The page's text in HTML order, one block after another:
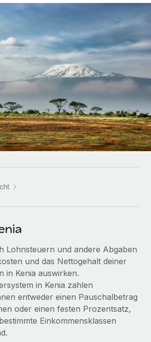
und Verwalten von
komplexen HR-Aufgaben
der HR in bestehende Abläufe
Kernfunktionen für dein Team
für globale HR & Compliance
Screening
Payroll-Lösungen für wachsende
HR-Lösungen, um Teams zu
Konzerne und Großunternehmen
von Global-HR-Funktionen in deine
Möglichkeiten einer Partnerschaft
Demnächst verfügbar
und KI-Automatisierung
Vorreiter Weaviate sein Team mit
berechnen
zu möglichen Währungen und
für globale Freelancer:innen
Leitfäden
Gehältern und Qualifikationen
Lohnsteuern und andere Abgaben
und das Nettogehalt deiner
in Kenia auswirken.
in Kenia zahlen
entweder einen Pauschalbetrag
oder einen festen Prozentsatz,
Einkommensklassen